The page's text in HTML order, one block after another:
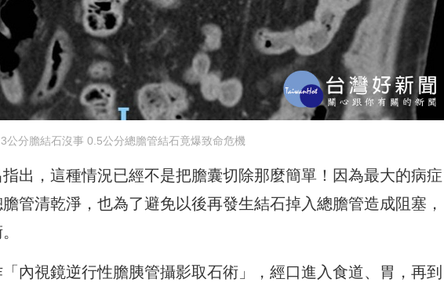
3公分膽結石沒事 0.5公分總膽管結石竟爆致命危機
出，這種情況已經不是把膽囊切除那麼簡單！因為最大的病症
管清乾淨，也為了避免以後再發生結石掉入總膽管造成阻塞，
內視鏡逆行性膽胰管攝影取石術」，經口進入食道、胃，再到